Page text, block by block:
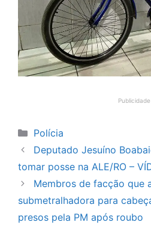
Publicidade
Categorias
Polícia
Deputado Jesuíno
tomar posse na ALE/RO –
Membros de facção que
submetralhadora para
presos pela PM após roubo